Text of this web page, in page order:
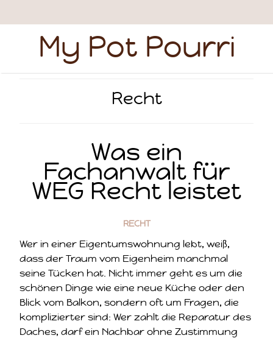
My Pot Pourri
Recht
Was ein
Fachanwalt für
WEG Recht leistet
RECHT
Wer in einer Eigentumswohnung lebt, weiß,
dass der Traum vom Eigenheim manchmal
seine Tücken hat. Nicht immer geht es um die
schönen Dinge wie eine neue Küche oder den
Blick vom Balkon, sondern oft um Fragen, die
komplizierter sind: Wer zahlt die Reparatur des
Daches, darf ein Nachbar ohne Zustimmung